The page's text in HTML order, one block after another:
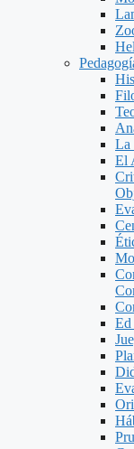
La
El
Ed